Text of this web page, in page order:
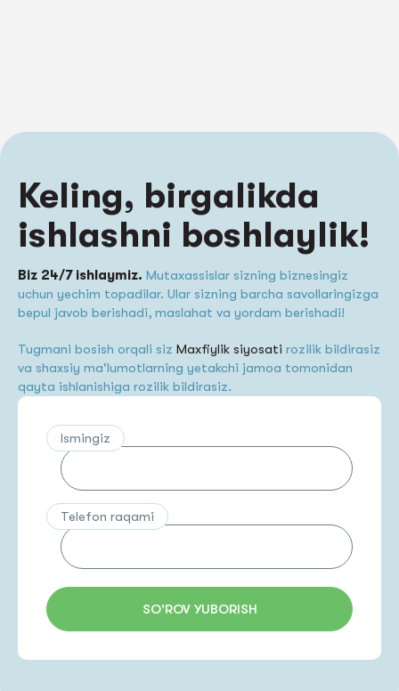
Keling, birgalikda
ishlashni boshlaylik!
Biz 24/7 ishlaymiz. Mutaxassislar sizning biznesingiz
uchun yechim topadilar. Ular sizning barcha savollaringizga
bepul javob berishadi, maslahat va yordam berishadi!
Tugmani bosish orqali siz Maxfiylik siyosati rozilik bildirasiz
va shaxsiy ma'lumotlarning yetakchi jamoa tomonidan
qayta ishlanishiga rozilik bildirasiz.
Ismingiz
Telefon raqami
SO'ROV YUBORISH